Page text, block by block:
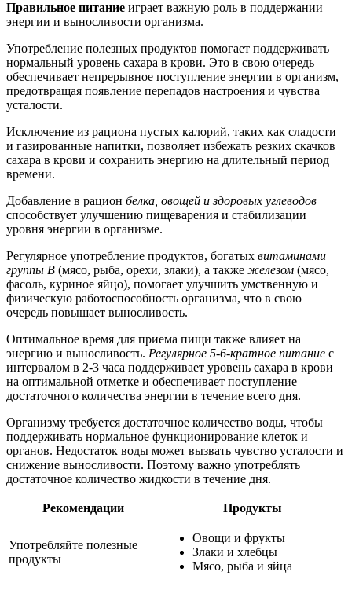
Правильное питание играет важную роль в поддержании
энергии и выносливости организма.
Употребление полезных продуктов помогает поддерживать
нормальный уровень сахара в крови. Это в свою очередь
обеспечивает непрерывное поступление энергии в организм,
предотвращая появление перепадов настроения и чувства
усталости.
Исключение из рациона пустых калорий, таких как сладости
и газированные напитки, позволяет избежать резких скачков
сахара в крови и сохранить энергию на длительный период
времени.
Добавление в рацион белка, овощей и здоровых углеводов
способствует улучшению пищеварения и стабилизации
уровня энергии в организме.
Регулярное употребление продуктов, богатых витаминами
группы В (мясо, рыба, орехи, злаки), а также железом (мясо,
фасоль, куриное яйцо), помогает улучшить умственную и
физическую работоспособность организма, что в свою
очередь повышает выносливость.
Оптимальное время для приема пищи также влияет на
энергию и выносливость. Регулярное 5-6-кратное питание с
интервалом в 2-3 часа поддерживает уровень сахара в крови
на оптимальной отметке и обеспечивает поступление
достаточного количества энергии в течение всего дня.
Организму требуется достаточное количество воды, чтобы
поддерживать нормальное функционирование клеток и
органов. Недостаток воды может вызвать чувство усталости и
снижение выносливости. Поэтому важно употреблять
достаточное количество жидкости в течение дня.
Рекомендации Продукты
Употребляйте полезные
продукты
Овощи и фрукты
Злаки и хлебцы
Мясо, рыба и яйца